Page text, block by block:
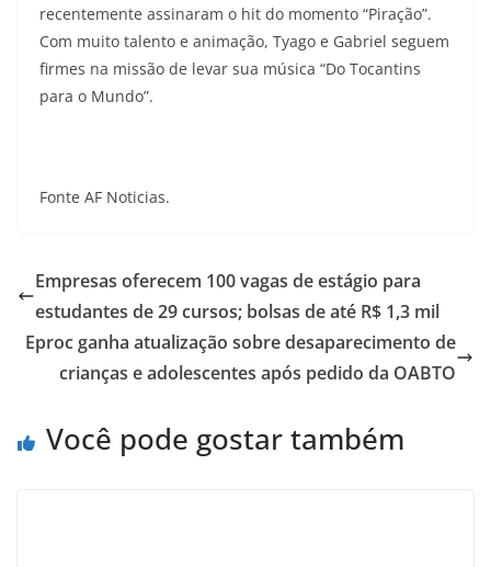
recentemente assinaram o hit do momento “Piração”.
Com muito talento e animação, Tyago e Gabriel seguem
firmes na missão de levar sua música “Do Tocantins
para o Mundo”.
Fonte AF Noticias.
Empresas oferecem 100 vagas de estágio para
estudantes de 29 cursos; bolsas de até R$ 1,3 mil
Eproc ganha atualização sobre desaparecimento de
crianças e adolescentes após pedido da OABTO
Você pode gostar também